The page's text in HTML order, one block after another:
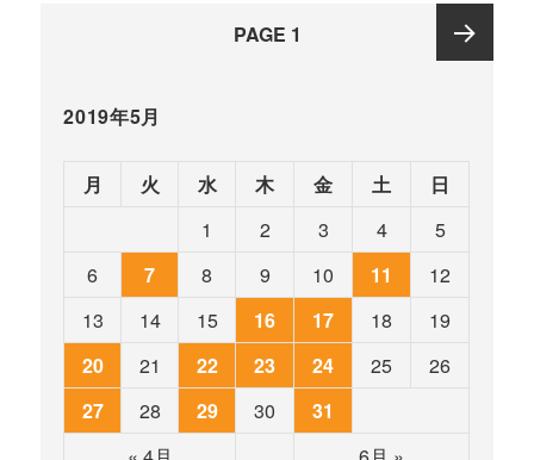
PAGE 1
2019年5月
月 火 水 木 金 土 日
1 2 3 4
5
6
7 8 9 10 11
12
13
14 15 16 17 18
19
20
21 22 23 24 25
26
27
28 29 30 31